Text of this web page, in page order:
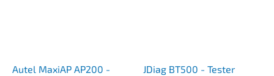
Autel MaxiAP AP200 -
JDiag BT500 - Tester